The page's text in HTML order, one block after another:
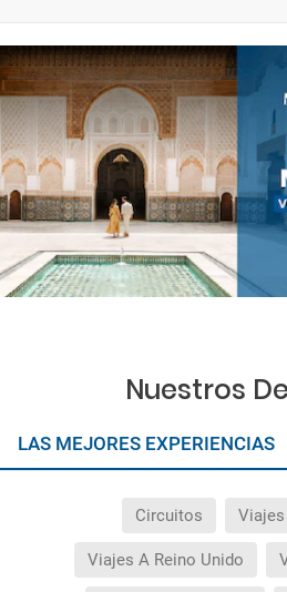
Nuestros
LAS MEJORES EXPERIENCIAS
Circuitos
Viajes A Reino Unido